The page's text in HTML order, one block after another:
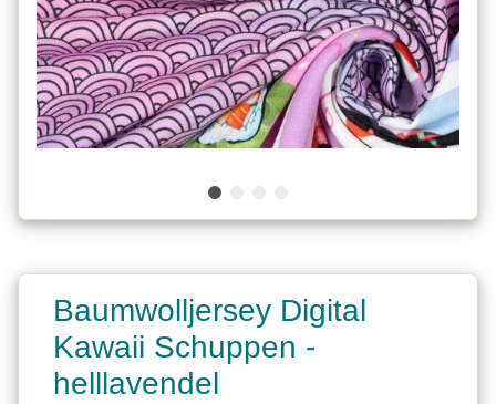
Baumwolljersey Digital
Kawaii Schuppen -
helllavendel